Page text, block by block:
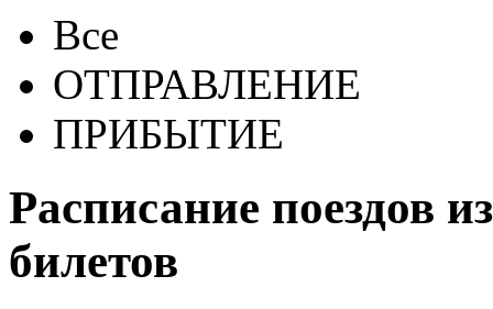
Все
ОТПРАВЛЕНИЕ
ПРИБЫТИЕ
Расписание поездов
билетов